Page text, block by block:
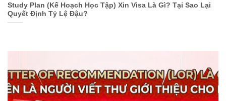
Study Plan (Kế Hoạch Học Tập) Xin Visa Là Gì? Tại Sao Lại
Quyết Định Tỷ Lệ Đậu?